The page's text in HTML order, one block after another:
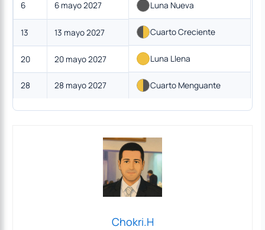
6 6 mayo 2027 Luna Nueva
13 13 mayo 2027 Cuarto Creciente
20 20 mayo 2027 Luna Llena
28 28 mayo 2027 Cuarto Menguante
Chokri.H